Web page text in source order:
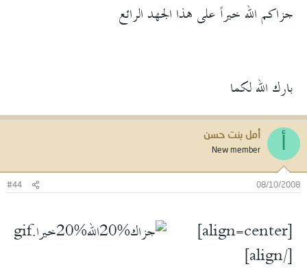
جزاكم الله خيراً على هذا الجهد الرائع
بارك الله لكما
أمل بنت حسن
New member
08/10/2008
#44
[align=center]
[/align]